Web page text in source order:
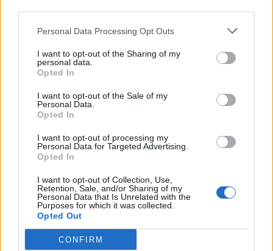
Personal Data Processing Opt Outs
I want to opt-out of the Sharing of my
personal data.
Opted In
I want to opt-out of the Sale of my
Personal Data.
Opted In
I want to opt-out of processing my
Personal Data for Targeted Advertising.
Opted In
I want to opt-out of Collection, Use,
Retention, Sale, and/or Sharing of my
Personal Data that Is Unrelated with the
Purposes for which it was collected.
Opted Out
CONFIRM
Il materiale (testo, foto e video) consultabile in questo portale è di nostra proprietà.
Alcune foto (screenshot) ed articoli presenti su "Milan Magazine" sono in parte giunti da
internet, in quanto arrivati alla nostra attenzione attraverso regolari comunicati stampa
con immagini e testi allegati ed autorizzati alla pubblicazione, e quindi valutati di
pubblico dominio. Se i soggetti o gli autori avessero qualcosa in contrario alla
pubblicazione, non avranno che da segnalarlo alla redazione (indirizzo email:
"Milan Magazine" non è una testata giornalistica, ma un sito di informazione di